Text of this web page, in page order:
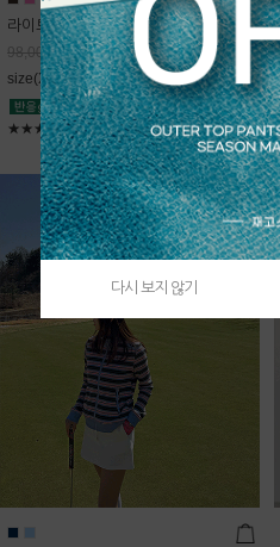
라이트데님 핀턱 스커트
98,000원 68,600원
size(XS,S,M,L)
★★★★★5
다시 보지 않기